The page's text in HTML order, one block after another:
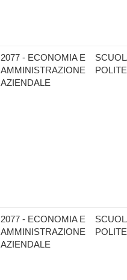
2077 - ECONOMIA E
AMMINISTRAZIONE
AZIENDALE
2077 - ECONOMIA E
AMMINISTRAZIONE
AZIENDALE